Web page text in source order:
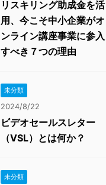
リスキリング助成金を活
用、今こそ中小企業がオ
ンライン講座事業に参入
すべき７つの理由
未分類
2024/8/22
ビデオセールスレター
（VSL）とは何か？
未分類